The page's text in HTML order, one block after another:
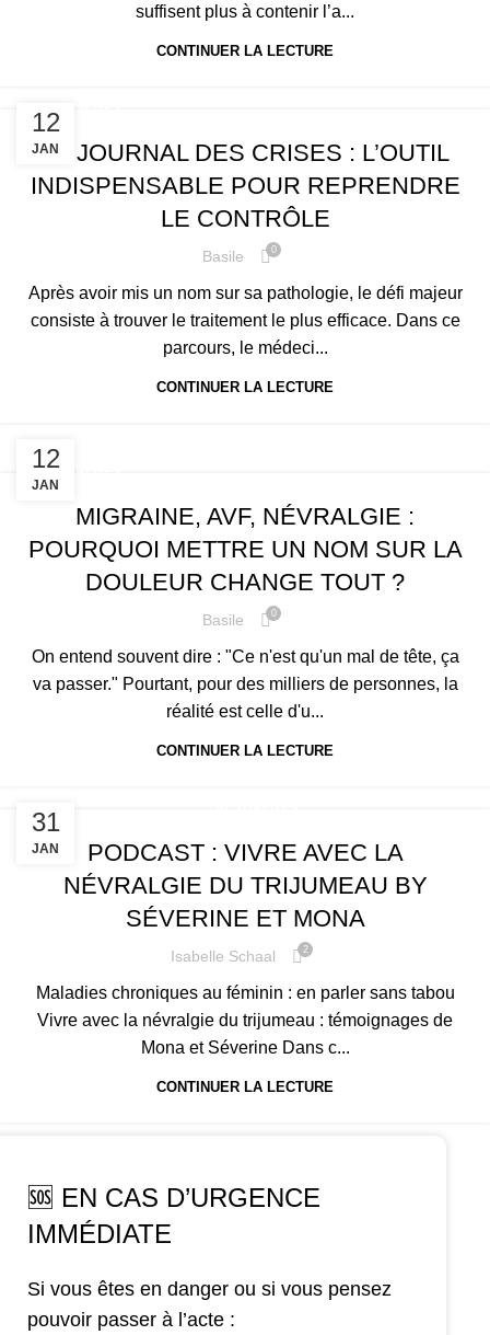
suffisent plus à contenir l’a...
CONTINUER LA LECTURE
12
JAN
LE JOURNAL DES CRISES : L’OUTIL
INDISPENSABLE POUR REPRENDRE
LE CONTRÔLE
Basile 0
Après avoir mis un nom sur sa pathologie, le défi majeur
consiste à trouver le traitement le plus efficace. Dans ce
parcours, le médeci...
CONTINUER LA LECTURE
12
JAN
ACTUALITÉS
MIGRAINE, AVF, NÉVRALGIE :
POURQUOI METTRE UN NOM SUR LA
DOULEUR CHANGE TOUT ?
Basile 0
On entend souvent dire : "Ce n'est qu'un mal de tête, ça
va passer." Pourtant, pour des milliers de personnes, la
réalité est celle d'u...
CONTINUER LA LECTURE
31
JAN
PODCAST : VIVRE AVEC LA
NÉVRALGIE DU TRIJUMEAU BY
SÉVERINE ET MONA
Isabelle Schaal 2
Maladies chroniques au féminin : en parler sans tabou
Vivre avec la névralgie du trijumeau : témoignages de
Mona et Séverine Dans c...
CONTINUER LA LECTURE
🆘 EN CAS D’URGENCE
IMMÉDIATE
Si vous êtes en danger ou si vous pensez
pouvoir passer à l’acte :